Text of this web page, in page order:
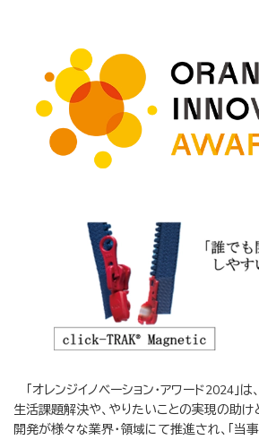
「オレンジイノベーション・アワード2024」
生活課題解決や、やりたいことの実現の助け
開発が様々な業界・領域にて推進され、「当